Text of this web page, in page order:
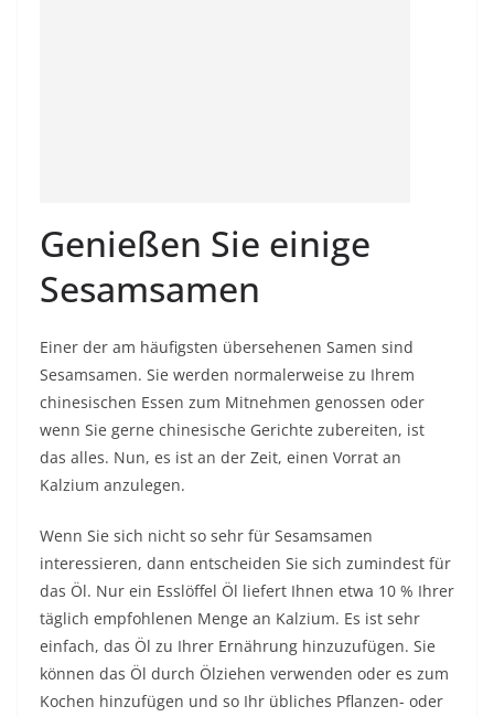
Genießen Sie einige
Sesamsamen
Einer der am häufigsten übersehenen Samen sind
Sesamsamen. Sie werden normalerweise zu Ihrem
chinesischen Essen zum Mitnehmen genossen oder
wenn Sie gerne chinesische Gerichte zubereiten, ist
das alles. Nun, es ist an der Zeit, einen Vorrat an
Kalzium anzulegen.
Wenn Sie sich nicht so sehr für Sesamsamen
interessieren, dann entscheiden Sie sich zumindest für
das Öl. Nur ein Esslöffel Öl liefert Ihnen etwa 10 % Ihrer
täglich empfohlenen Menge an Kalzium. Es ist sehr
einfach, das Öl zu Ihrer Ernährung hinzuzufügen. Sie
können das Öl durch Ölziehen verwenden oder es zum
Kochen hinzufügen und so Ihr übliches Pflanzen- oder